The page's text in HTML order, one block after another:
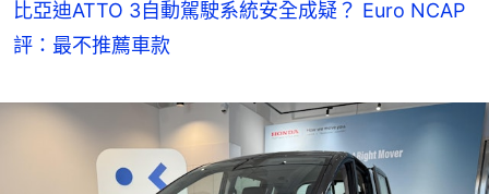
比亞迪ATTO 3自動駕駛系統安全成疑？ Euro NCAP
評：最不推薦車款